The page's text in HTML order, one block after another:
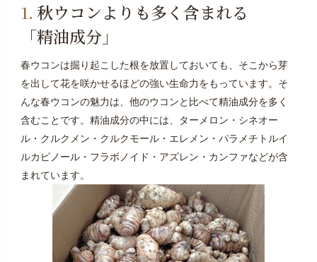
秋ウコンよりも多く含まれる
「精油成分」
春ウコンは掘り起こした根を放置しておいても、そこから芽
を出して花を咲かせるほどの強い生命力をもっています。そ
んな春ウコンの魅力は、他のウコンと比べて精油成分を多く
含むことです。精油成分の中には、ターメロン・シネオー
ル・クルクメン・クルクモール・エレメン・パラメチトルイ
ルカピノール・フラボノイド・アズレン・カンファなどが含
まれています。